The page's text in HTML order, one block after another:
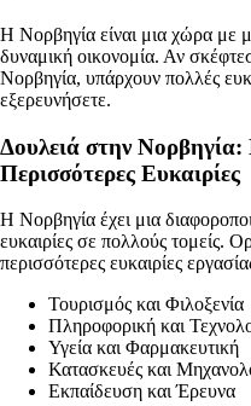
Η Νορβηγία είναι μια χώρα με
δυναμική οικονομία. Αν
Νορβηγία, υπάρχουν πολλές
εξερευνήσετε.
Δουλειά στην Νορβηγία:
Περισσότερες Ευκαιρίες
Η Νορβηγία έχει μια
ευκαιρίες σε πολλούς τομείς.
περισσότερες ευκαιρίες
Τουρισμός και Φιλοξενία
Πληροφορική και
Υγεία και Φαρμακευτική
Κατασκευές και
Εκπαίδευση και Έρευνα